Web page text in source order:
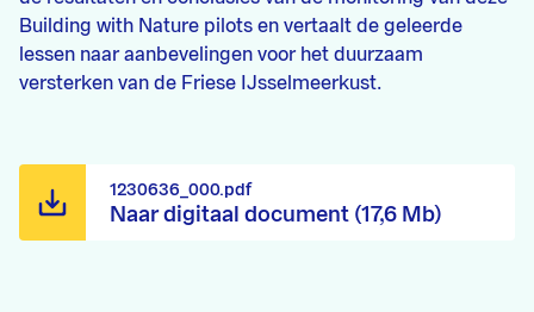
Building with Nature pilots en vertaalt de geleerde
lessen naar aanbevelingen voor het duurzaam
versterken van de Friese IJsselmeerkust.
Naar digitaal document (17,6 Mb)
1230636_000.pdf